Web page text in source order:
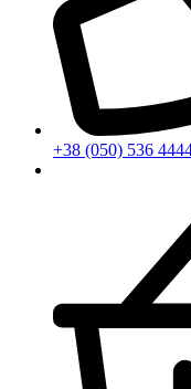
+38 (050) 536